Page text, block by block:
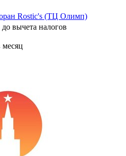
Rostic's (ТЦ Олимп)
до вычета налогов